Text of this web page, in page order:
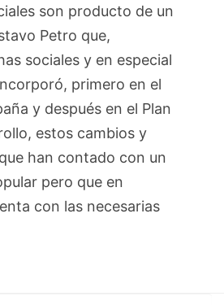
son producto de un
Petro que,
sociales y en especial
primero en el
y después en el Plan
estos cambios y
han contado con un
pero que en
con las necesarias